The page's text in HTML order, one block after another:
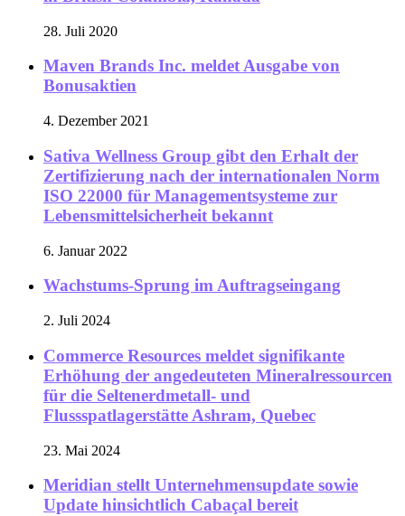
28. Juli 2020
Maven Brands Inc. meldet Ausgabe von
Bonusaktien
4. Dezember 2021
Sativa Wellness Group gibt den Erhalt der
Zertifizierung nach der internationalen Norm
ISO 22000 für Managementsysteme zur
Lebensmittelsicherheit bekannt
6. Januar 2022
Wachstums-Sprung im Auftragseingang
2. Juli 2024
Commerce Resources meldet signifikante
Erhöhung der angedeuteten Mineralressourcen
für die Seltenerdmetall- und
Flussspatlagerstätte Ashram, Quebec
23. Mai 2024
Meridian stellt Unternehmensupdate sowie
Update hinsichtlich Cabaçal bereit